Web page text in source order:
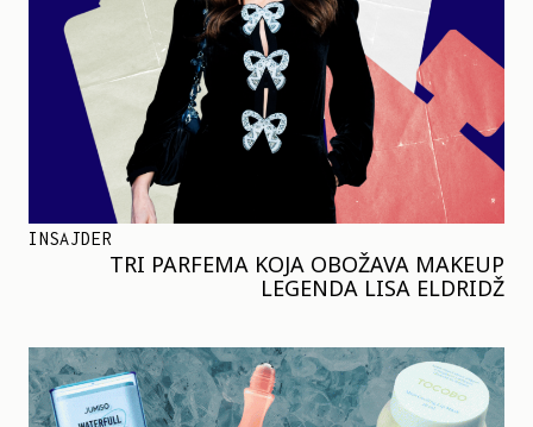
INSAJDER
TRI PARFEMA KOJA OBOŽAVA MAKEUP
LEGENDA LISA ELDRIDŽ